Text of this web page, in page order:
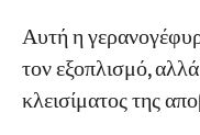
Ηλεκτρικός
σύσφιξη με
για συχνή
Αυτή η
τον εξοπλισμό,
κλεισίματος της